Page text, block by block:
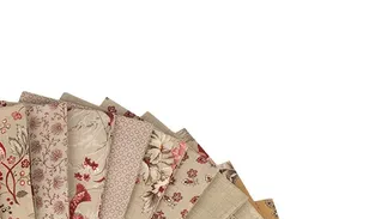
Via Costantino
Beschi, 13c - ROMA